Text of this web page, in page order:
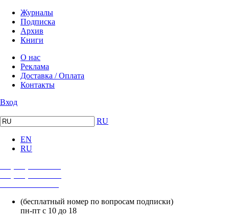
Журналы
Подписка
Архив
Книги
О нас
Реклама
Доставка / Оплата
Контакты
Вход
RU
EN
RU
(бесплатный номер по вопросам подписки)
пн-пт с 10 до 18